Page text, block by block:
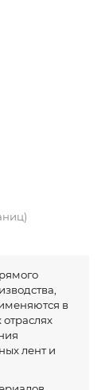
в
лент и